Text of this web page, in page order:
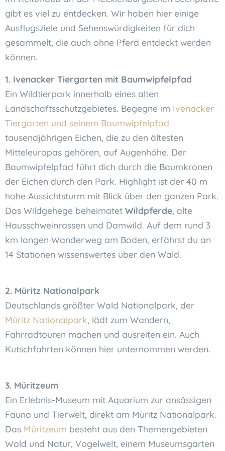
gibt es viel zu entdecken. Wir haben hier einige
Ausflugsziele und Sehenswürdigkeiten für dich
gesammelt, die auch ohne Pferd entdeckt werden
können.
1. Ivenacker Tiergarten mit Baumwipfelpfad
Ein Wildtierpark innerhalb eines alten
Landschaftsschutzgebietes. Begegne im Ivenacker
Tiergarten und seinem Baumwipfelpfad
tausendjährigen Eichen, die zu den ältesten
Mitteleuropas gehören, auf Augenhöhe. Der
Baumwipfelpfad führt dich durch die Baumkronen
der Eichen durch den Park. Highlight ist der 40 m
hohe Aussichtsturm mit Blick über den ganzen Park.
Das Wildgehege beheimatet Wildpferde, alte
Hausschweinrassen und Damwild. Auf dem rund 3
km langen Wanderweg am Boden, erfährst du an
14 Stationen wissenswertes über den Wald.
2. Müritz Nationalpark
Deutschlands größter Wald Nationalpark, der
Müritz Nationalpark, lädt zum Wandern,
Fahrradtouren machen und ausreiten ein. Auch
Kutschfahrten können hier unternommen werden.
3. Müritzeum
Ein Erlebnis-Museum mit Aquarium zur ansässigen
Fauna und Tierwelt, direkt am Müritz Nationalpark.
Das Müritzeum besteht aus den Themengebieten
Wald und Natur, Vogelwelt, einem Museumsgarten